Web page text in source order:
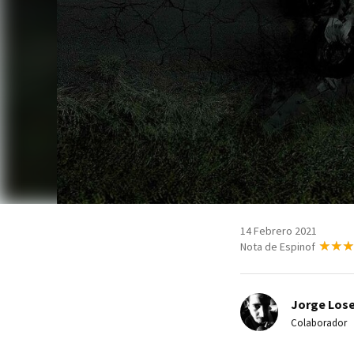
14 Febrero 2021
Nota de Espinof
Jorge
Colaborador